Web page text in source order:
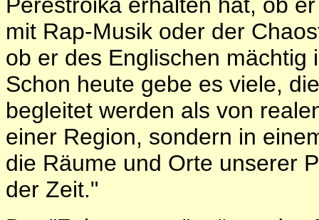
mit Rap-Musik oder der
ob er des Englischen mächtig
Schon heute gebe es viele,
begleitet werden als von
einer Region, sondern in
die Räume und Orte unserer
der Zeit."